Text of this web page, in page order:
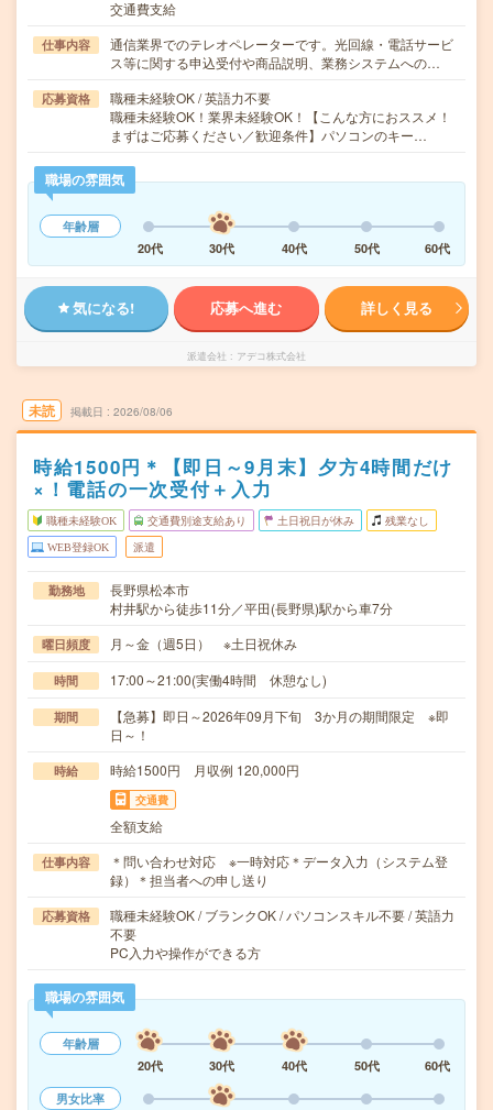
交通費支給
仕事内容
通信業界でのテレオペレーターです。光回線・電話サービ
ス等に関する申込受付や商品説明、業務システムへの…
応募資格
職種未経験OK / 英語力不要
職種未経験OK！業界未経験OK！【こんな方におススメ！
まずはご応募ください／歓迎条件】パソコンのキー…
職場の雰囲気
年齢層
20代
30代 40代 50代 60代
気になる! 応募へ進む 詳しく見る
派遣会社 アデコ株式会社
未読 掲載日 2026/08/06
時給1500円＊【即日～9月末】夕方4時間だけ
×！電話の一次受付＋入力
職種未経験OK 交通費別途支給あり 土日祝日が休み 残業なし
WEB登録OK 派遣
勤務地
長野県松本市
村井駅から徒歩11分／平田(長野県)駅から車7分
曜日頻度 月～金（週5日） ※土日祝休み
時間 17:00～21:00(実働4時間 休憩なし)
期間
【急募】即日～2026年09月下旬 3か月の期間限定 ※即
日～！
時給 時給1500円 月収例 120,000円
交通費
全額支給
仕事内容
＊問い合わせ対応 ※一時対応＊データ入力（システム登
録）＊担当者への申し送り
応募資格
職種未経験OK / ブランクOK / パソコンスキル不要 / 英語力
不要
PC入力や操作ができる方
職場の雰囲気
年齢層
20代
30代 40代 50代
60代
男女比率